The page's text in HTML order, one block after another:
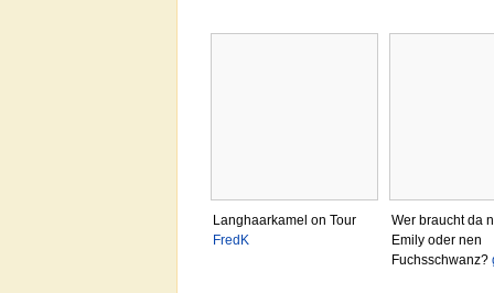
Langhaarkamel on Tour
FredK
Wer braucht da
Emily oder nen
Fuchsschwanz?